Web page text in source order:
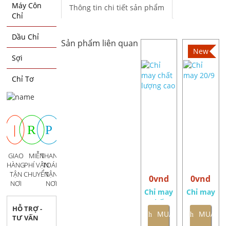
Thông tin chi tiết sản phẩm
Sản phẩm liên quan
0vnd
Chỉ may
chất
lượng
MUA
Hot
New
0vnd
Chỉ may
MUA
Máy Côn
Chỉ
Dầu Chỉ
Sợi
Chỉ Tơ
GIAO
HÀNG
TẬN
NƠI
MIỄN
PHÍ VẬN
CHUYỂN
THANH
TOÁN
TẬN
NƠI
HỖ TRỢ -
TƯ VẤN